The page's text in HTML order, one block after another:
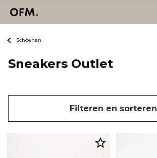
Schoenen
Sneakers Outlet
Filteren en sorteren